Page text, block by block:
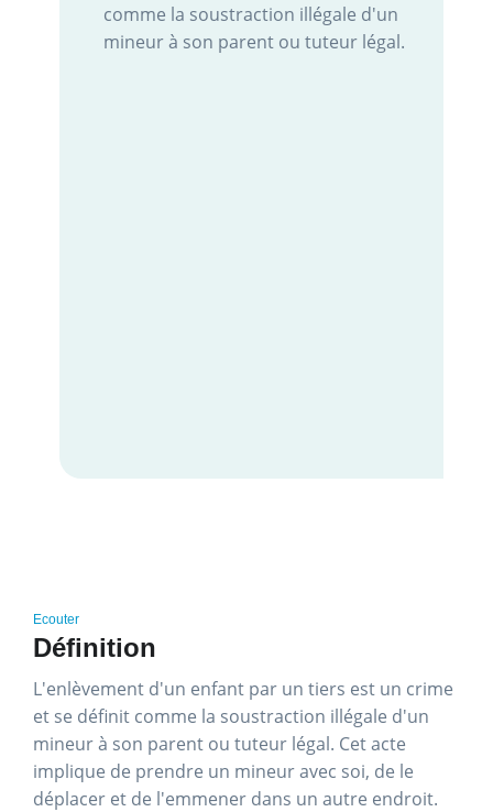
comme la soustraction illégale d'un
mineur à son parent ou tuteur légal.
Ecouter
Définition
L'enlèvement d'un enfant par un tiers est un crime
et se définit comme la soustraction illégale d'un
mineur à son parent ou tuteur légal. Cet acte
implique de prendre un mineur avec soi, de le
déplacer et de l'emmener dans un autre endroit.